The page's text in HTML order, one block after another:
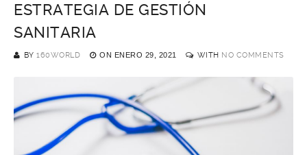
ESTRATEGIA DE GESTIÓN
SANITARIA
BY 160WORLD ON ENERO 29, 2021 WITH NO COMMENTS